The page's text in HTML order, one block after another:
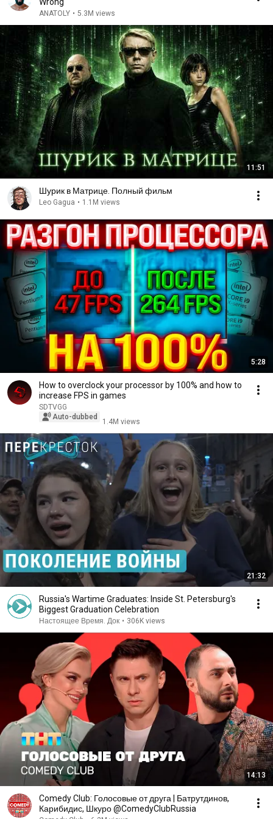
ANATOLY • 5.3M views
11:51
Шурик в Матрице. Полный фильм
Leo Gagua • 1.1M views
5:28
How to overclock your processor by 100% and how to
increase FPS in games
SDTVGG
Auto-dubbed
1.4M views
21:32
Russia's Wartime Graduates: Inside St. Petersburg's
Biggest Graduation Celebration
Настоящее Время. Док • 306K views
14:13
Comedy Club: Голосовые от друга | Батрутдинов,
Карибидис, Шкуро @ComedyClubRussia